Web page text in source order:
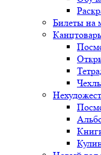
Билеты на